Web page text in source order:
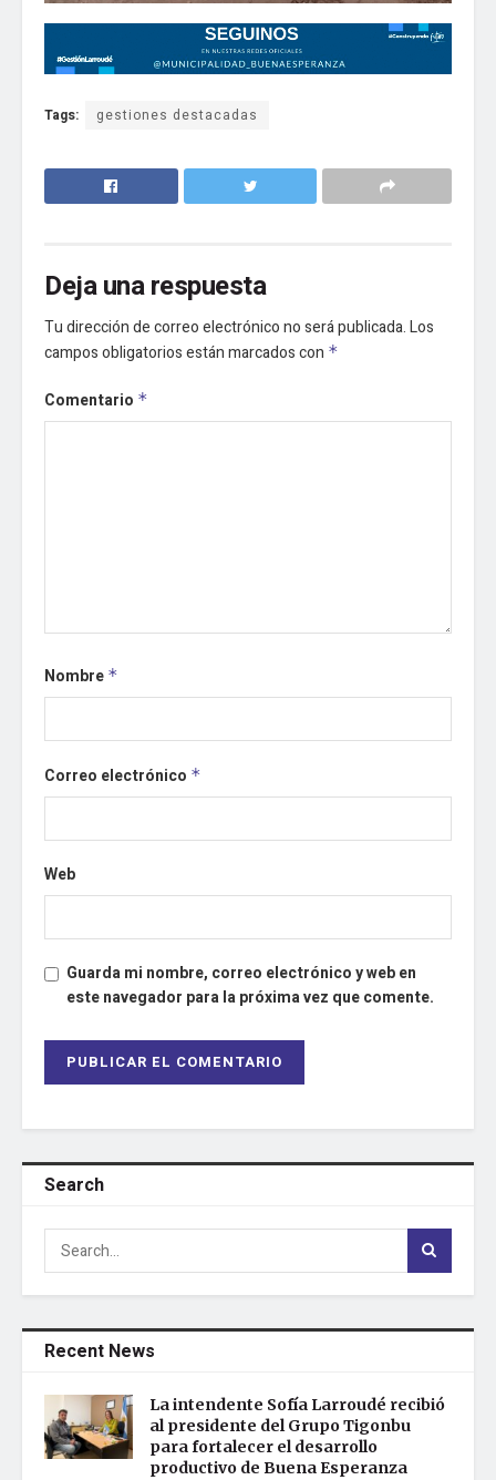
Tags: gestiones destacadas
Deja una respuesta
Tu dirección de correo electrónico no será publicada.Los
campos obligatorios están marcados con *
Comentario *
Nombre *
Correo electrónico *
Web
Guarda mi nombre, correo electrónico y web en
este navegador para la próxima vez que comente.
Search
Recent News
La intendente Sofía Larroudé recibió
al presidente del Grupo Tigonbu
para fortalecer el desarrollo
productivo de Buena Esperanza